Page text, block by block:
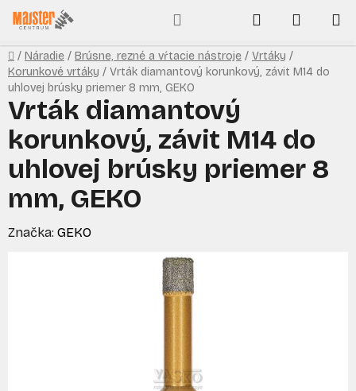
Prejsť
na
obsah
Hľadať
KOŠÍK
Domov
/ Náradie / Brúsne, rezné a vŕtacie nástroje / Vrtáky /
Korunkové vrtáky / Vrták diamantový korunkový, závit M14 do
uhlovej brúsky priemer 8 mm, GEKO
Vrták diamantový
korunkový, závit M14 do
uhlovej brúsky priemer 8
mm, GEKO
Značka: GEKO